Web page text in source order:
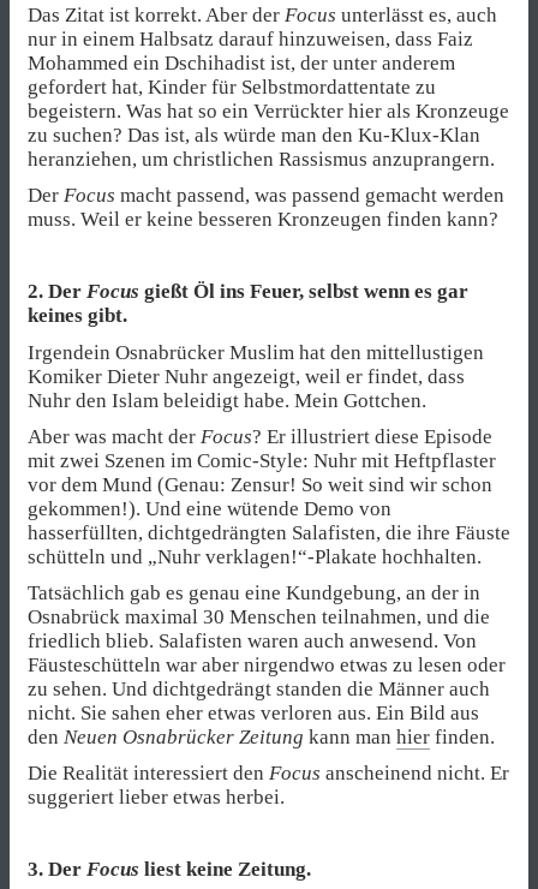
Das Zitat ist korrekt. Aber der Focus unterlässt es, auch
nur in einem Halbsatz darauf hinzuweisen, dass Faiz
Mohammed ein Dschihadist ist, der unter anderem
gefordert hat, Kinder für Selbstmordattentate zu
begeistern. Was hat so ein Verrückter hier als Kronzeuge
zu suchen? Das ist, als würde man den Ku-Klux-Klan
heranziehen, um christlichen Rassismus anzuprangern.
Der Focus macht passend, was passend gemacht werden
muss. Weil er keine besseren Kronzeugen finden kann?
2. Der Focus gießt Öl ins Feuer, selbst wenn es gar
keines gibt.
Irgendein Osnabrücker Muslim hat den mittellustigen
Komiker Dieter Nuhr angezeigt, weil er findet, dass
Nuhr den Islam beleidigt habe. Mein Gottchen.
Aber was macht der Focus? Er illustriert diese Episode
mit zwei Szenen im Comic-Style: Nuhr mit Heftpflaster
vor dem Mund (Genau: Zensur! So weit sind wir schon
gekommen!). Und eine wütende Demo von
hasserfüllten, dichtgedrängten Salafisten, die ihre Fäuste
schütteln und „Nuhr verklagen!“-Plakate hochhalten.
Tatsächlich gab es genau eine Kundgebung, an der in
Osnabrück maximal 30 Menschen teilnahmen, und die
friedlich blieb. Salafisten waren auch anwesend. Von
Fäusteschütteln war aber nirgendwo etwas zu lesen oder
zu sehen. Und dichtgedrängt standen die Männer auch
nicht. Sie sahen eher etwas verloren aus. Ein Bild aus
den Neuen Osnabrücker Zeitung kann man hier finden.
Die Realität interessiert den Focus anscheinend nicht. Er
suggeriert lieber etwas herbei.
3. Der Focus liest keine Zeitung.